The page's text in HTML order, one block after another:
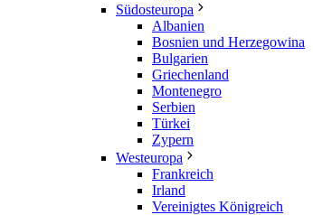
Südosteuropa
Albanien
Bosnien und Herzegowina
Bulgarien
Griechenland
Montenegro
Serbien
Türkei
Zypern
Westeuropa
Frankreich
Irland
Vereinigtes Königreich